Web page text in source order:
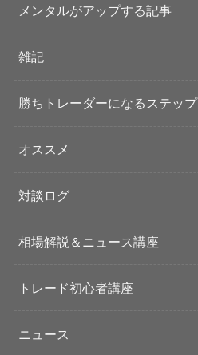
メンタルがアップする記事
雑記
勝ちトレーダーになるステップ
オススメ
対談ログ
相場解説＆ニュース講座
トレード初心者講座
ニュース